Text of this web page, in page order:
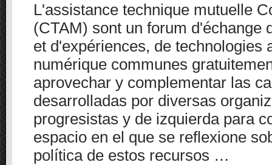
L'assistance technique mutuelle
(CTAM) sont un forum d'échange
et d'expériences, de technologies
numérique communes
aprovechar y complementar las
desarrolladas por diversas
progresistas y de izquierda para
espacio en el que se reflexione
política de estos recursos …